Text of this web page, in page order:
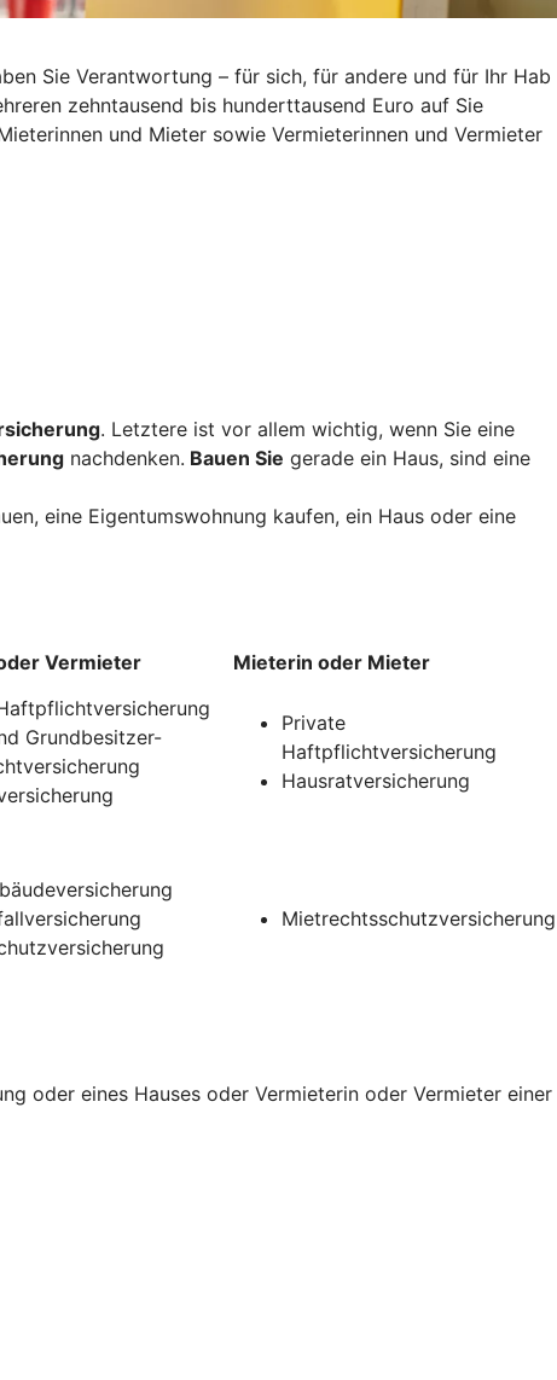
Sie Verantwortung – für sich, für andere und für Ihr Hab
zehntausend bis hunderttausend Euro auf Sie
und Mieter sowie Vermieterinnen und Vermieter
. Letztere ist vor allem wichtig, wenn Sie eine
nachdenken. Bauen Sie gerade ein Haus, sind eine
eine Eigentumswohnung kaufen, ein Haus oder eine
Vermieter Mieterin oder Mieter
Grundbesitzer-
Private
Haftpflichtversicherung
Hausratversicherung
Mietrechtsschutzversicherung
oder eines Hauses oder Vermieterin oder Vermieter einer